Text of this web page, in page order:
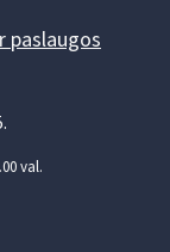
paslaugos
val.